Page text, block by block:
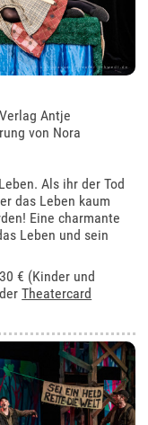
Antje
von Nora
Als ihr der Tod
das Leben kaum
Eine charmante
Leben und sein
€ (Kinder und
Theatercard